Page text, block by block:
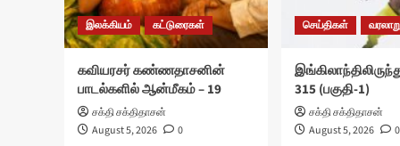
இலக்கியம் கட்டுரைகள்
கவியரசர் கண்ணதாசனின்
பாடல்களில் ஆன்மீகம் – 19
சக்தி சக்திதாசன்
August 5, 2026
0
செய்திகள்
315 (பகுதி-1)
சக்தி சக்திதாசன்
August 5, 2026
0